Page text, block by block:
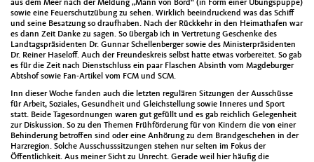
aus dem Meer nach der Meldung „Mann von Bord“ (in Form einer Übungspuppe)
sowie eine Feuerschutzübung zu sehen. Wirklich beeindruckend was das Schiff
und seine Besatzung so draufhaben. Nach der Rückkehr in den Heimathafen war
es dann Zeit Danke zu sagen. So übergab ich in Vertretung Geschenke des
Landtagspräsidenten Dr. Gunnar Schellenberger sowie des Ministerpräsidenten
Dr. Reiner Haseloff. Auch der Freundeskreis selbst hatte etwas vorbereitet. So gab
es für die Zeit nach Dienstschluss ein paar Flaschen Absinth vom Magdeburger
Abtshof sowie Fan-Artikel vom FCM und SCM.
Inn dieser Woche fanden auch die letzten regulären Sitzungen der Ausschüsse
für Arbeit, Soziales, Gesundheit und Gleichstellung sowie Inneres und Sport
statt. Beide Tagesordnungen waren gut gefüllt und es gab reichlich Gelegenheit
zur Diskussion. So zu den Themen Frühförderung für von Kindern die von einer
Behinderung betroffen sind oder eine Anhörung zu dem Brandgeschehen in der
Harzregion. Solche Ausschusssitzungen stehen nur selten im Fokus der
Öffentlichkeit. Aus meiner Sicht zu Unrecht. Gerade weil hier häufig die